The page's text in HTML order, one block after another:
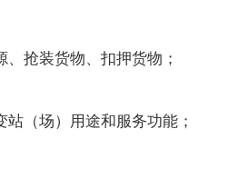
、抢装货物、扣押货物；
站（场）用途和服务功能；